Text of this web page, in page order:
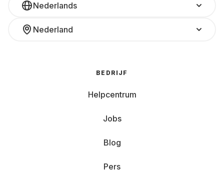
Nederlands
Nederland
BEDRIJF
Helpcentrum
Jobs
Blog
Pers